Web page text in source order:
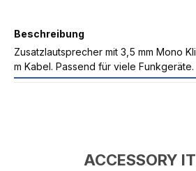
Beschreibung
Zusatzlautsprecher mit 3,5 mm Mono
m Kabel. Passend für viele Funkgeräte.
ACCESSORY